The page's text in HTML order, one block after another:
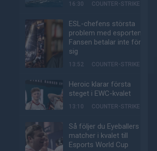
16:30 COUNTER-STRIKE
ESL-chefens största
problem med esporten:
Fansen betalar inte för
sig
13:52 COUNTER-STRIKE
Heroic klarar första
steget i EWC-kvalet
13:10 COUNTER-STRIKE
Så följer du Eyeballers
matcher i kvalet till
Esports World Cup